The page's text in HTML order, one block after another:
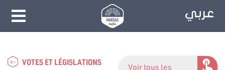
VOTES ET LÉGISLATIONS
Voir tous les